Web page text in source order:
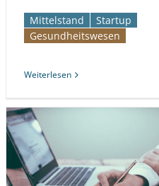
Mittelstand
Startup
Gesundheitswesen
Weiterlesen